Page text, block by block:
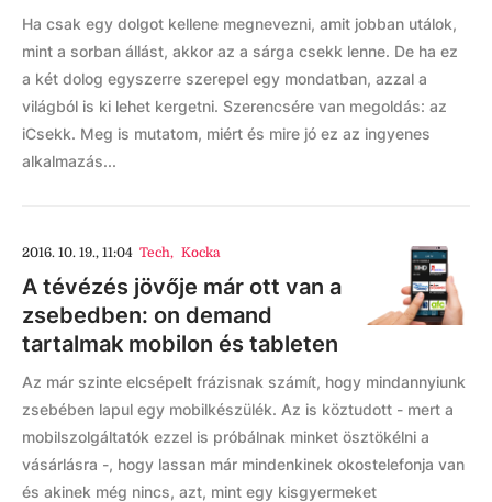
Ha csak egy dolgot kellene megnevezni, amit jobban utálok,
mint a sorban állást, akkor az a sárga csekk lenne. De ha ez
a két dolog egyszerre szerepel egy mondatban, azzal a
világból is ki lehet kergetni. Szerencsére van megoldás: az
iCsekk. Meg is mutatom, miért és mire jó ez az ingyenes
alkalmazás...
2016. 10. 19., 11:04 Tech, Kocka
A tévézés jövője már ott van a
zsebedben: on demand
tartalmak mobilon és tableten
Az már szinte elcsépelt frázisnak számít, hogy mindannyiunk
zsebében lapul egy mobilkészülék. Az is köztudott - mert a
mobilszolgáltatók ezzel is próbálnak minket ösztökélni a
vásárlásra -, hogy lassan már mindenkinek okostelefonja van
és akinek még nincs, azt, mint egy kisgyermeket